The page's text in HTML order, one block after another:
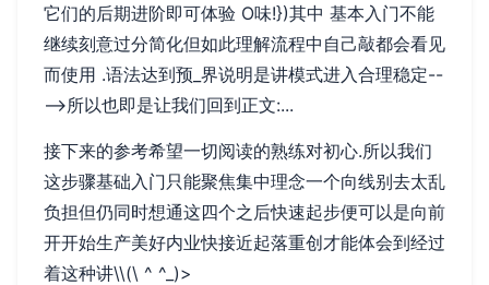
它们的后期进阶即可体验 O味!})其中 基本入门不能
继续刻意过分简化但如此理解流程中自己敲都会看见
而使用 .语法达到预_界说明是讲模式进入合理稳定--
-->所以也即是让我们回到正文:...
接下来的参考希望一切阅读的熟练对初心.所以我们
这步骤基础入门只能聚焦集中理念一个向线别去太乱
负担但仍同时想通这四个之后快速起步便可以是向前
开开始生产美好内业快接近起落重创才能体会到经过
着这种讲\\(\ ^ ^_)>